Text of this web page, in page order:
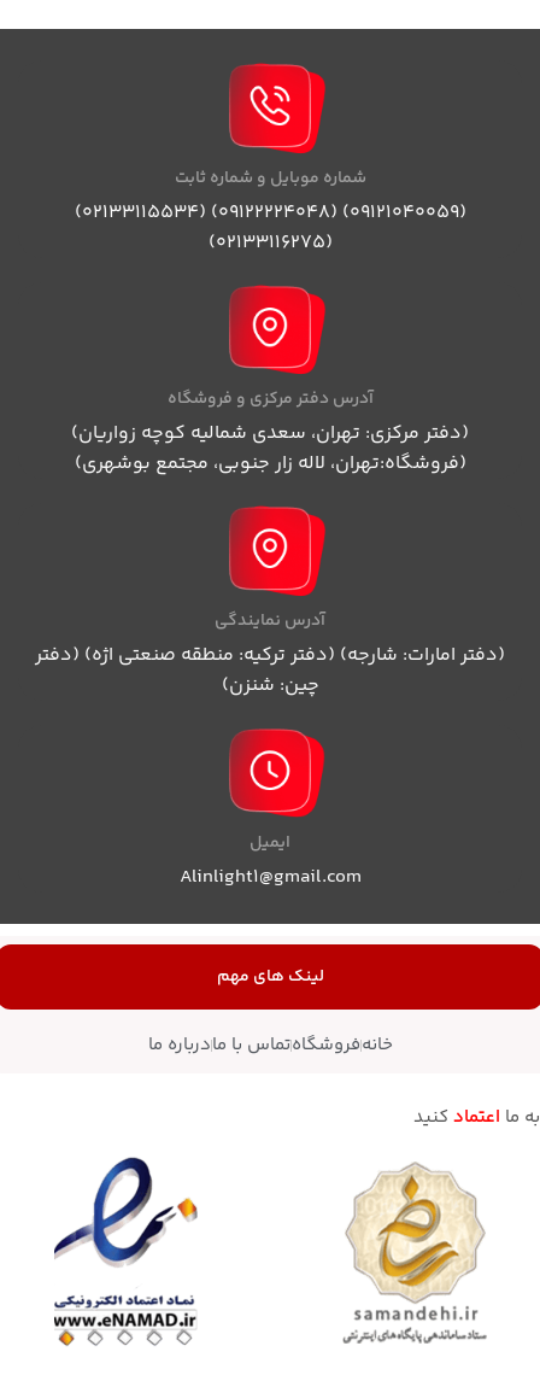
شماره موبایل و شماره ثابت
(09121040059) (09122224048) (02133115534)
(02133116275)
آدرس دفتر مرکزی و فروشگاه
(دفتر مرکزی: تهران، سعدی شمالیه کوچه زواریان)
(فروشگاه:تهران، لاله زار جنوبی، مجتمع بوشهری)
آدرس نمایندگی
(دفتر امارات: شارجه) (دفتر ترکیه: منطقه صنعتی اژه) (دفتر
چین: شنزن)
ایمیل
Alinlight1@gmail.com
لینک های مهم
خانهفروشگاهتماس با مادرباره ما
به ما اعتماد کنید